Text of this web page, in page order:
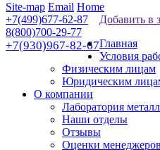
Site-map Email Home
+7(499)677-62-87
8(800)700-29-77
+7(930)967-82-67
Добавить в
Главная
Условия
Физическим лицам
Юридическим
О компании
Лаборатория
Наши отделы
Отзывы
Оценки менеджеров